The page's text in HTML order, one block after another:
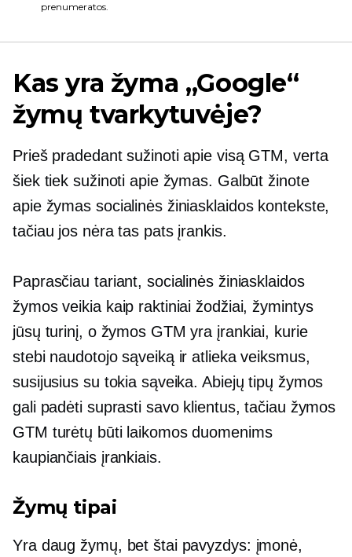
prenumeratos.
Kas yra žyma „Google“
žymų tvarkytuvėje?
Prieš pradedant sužinoti apie visą GTM, verta
šiek tiek sužinoti apie žymas. Galbūt žinote
apie žymas socialinės žiniasklaidos kontekste,
tačiau jos nėra tas pats įrankis.
Paprasčiau tariant, socialinės žiniasklaidos
žymos veikia kaip raktiniai žodžiai, žymintys
jūsų turinį, o žymos GTM yra įrankiai, kurie
stebi naudotojo sąveiką ir atlieka veiksmus,
susijusius su tokia sąveika. Abiejų tipų žymos
gali padėti suprasti savo klientus, tačiau žymos
GTM turėtų būti laikomos duomenims
kaupiančiais įrankiais.
Žymų tipai
Yra daug žymų, bet štai pavyzdys: įmonė,